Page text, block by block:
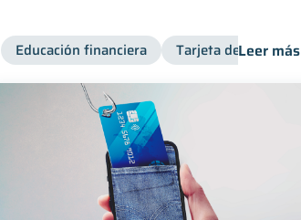
Educación financiera Tarjeta de crédito
Leer más